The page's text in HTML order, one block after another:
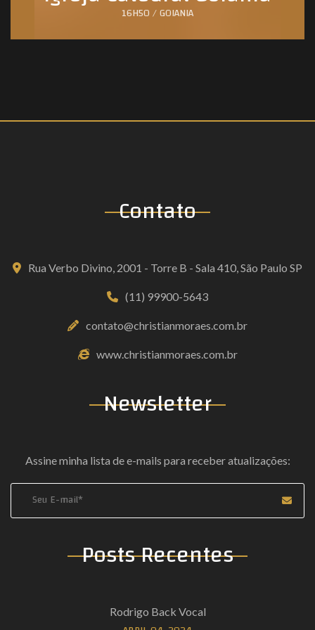
16H50 / GOIANIA
Contato
Rua Verbo Divino, 2001 - Torre B - Sala 410, São Paulo SP
(11) 99900-5643
contato@christianmoraes.com.br
www.christianmoraes.com.br
Newsletter
Assine minha lista de e-mails para receber atualizações:
Posts Recentes
Rodrigo Back Vocal